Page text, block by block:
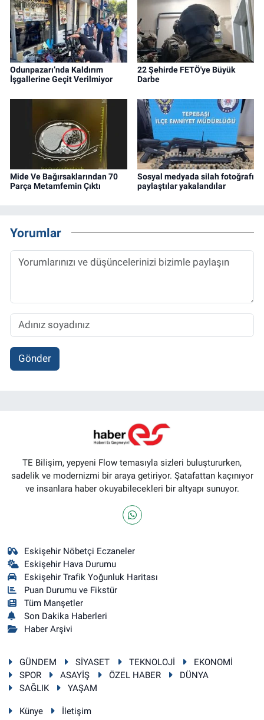
Odunpazarı’nda Kaldırım
İşgallerine Geçit Verilmiyor
22 Şehirde FETÖ'ye Büyük
Darbe
Mide Ve Bağırsaklarından 70
Parça Metamfemin Çıktı
Sosyal medyada silah fotoğrafı
paylaştılar yakalandılar
Yorumlar
Gönder
TE Bilişim, yepyeni Flow temasıyla sizleri buluştururken,
sadelik ve modernizmi bir araya getiriyor. Şatafattan kaçınıyor
ve insanlara haber okuyabilecekleri bir altyapı sunuyor.
Eskişehir Nöbetçi Eczaneler
Eskişehir Hava Durumu
Eskişehir Trafik Yoğunluk Haritası
Puan Durumu ve Fikstür
Tüm Manşetler
Son Dakika Haberleri
Haber Arşivi
GÜNDEM SİYASET TEKNOLOJİ
EKONOMİ
SPOR
ASAYİŞ ÖZEL HABER
DÜNYA
SAĞLIK
YAŞAM
Künye İletişim